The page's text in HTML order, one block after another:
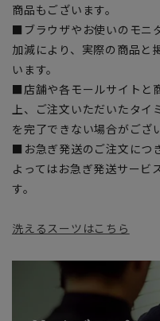
商品もございます。
■ブラウザやお使いのモニ
加減により、実際の商品と
います。
■店舗や各モールサイトと
上、ご注文いただいたタ
を完了できない場合がござ
■お急ぎ発送のご注文につ
よってはお急ぎ発送サービ
す。
洗えるスーツはこちら